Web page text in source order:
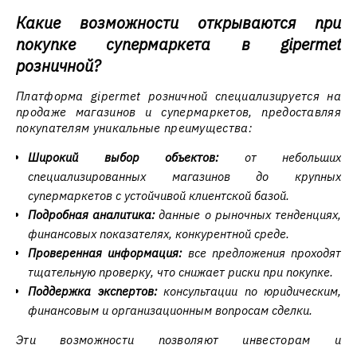
Какие возможности открываются при
покупке супермаркета в gipermet
розничной?
Платформа gipermet розничной специализируется на
продаже магазинов и супермаркетов, предоставляя
покупателям уникальные преимущества:
Широкий выбор объектов:от небольших
специализированных магазинов до крупных
супермаркетов с устойчивой клиентской базой.
Подробная аналитика:данные о рыночных тенденциях,
финансовых показателях, конкурентной среде.
Проверенная информация:все предложения проходят
тщательную проверку, что снижает риски при покупке.
Поддержка экспертов:консультации по юридическим,
финансовым и организационным вопросам сделки.
Эти возможности позволяют инвесторам и